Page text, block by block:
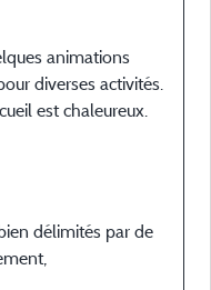
animations
diverses activités.
est chaleureux.
délimités par de